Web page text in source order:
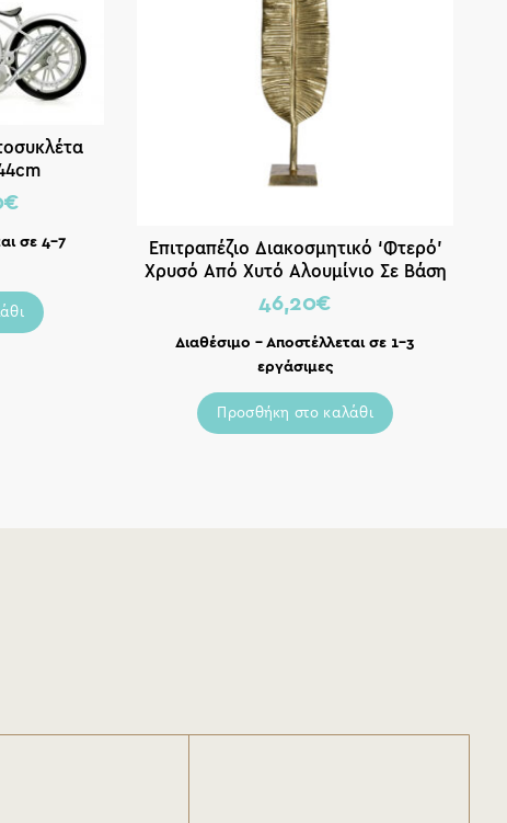
€
σε 4-7
Επιτραπέζιο Διακοσμητικό ‘Φτερό’
Χρυσό Από Χυτό Αλουμίνιο Σε Βάση
Υ55
46,20€
Διαθέσιμο – Αποστέλλεται σε 1-3
εργάσιμες
Προσθήκη στο καλάθι